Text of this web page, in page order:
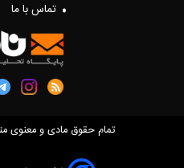
تماس با ما
تمام حقوق مادی و معنوی